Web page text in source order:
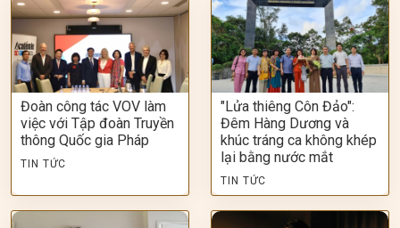
Đoàn công tác VOV làm
việc với Tập đoàn Truyền
thông Quốc gia Pháp
TIN TỨC
"Lửa thiêng Côn Đảo":
Đêm Hàng Dương và
khúc tráng ca không khép
lại bằng nước mắt
TIN TỨC